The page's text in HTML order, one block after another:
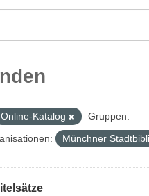
Online-Katalog
Gruppen:
Münchner